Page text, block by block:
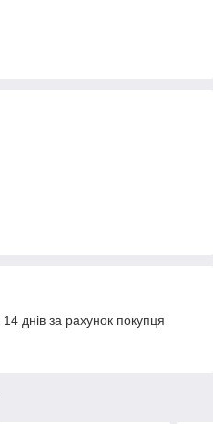
днів за рахунок покупця